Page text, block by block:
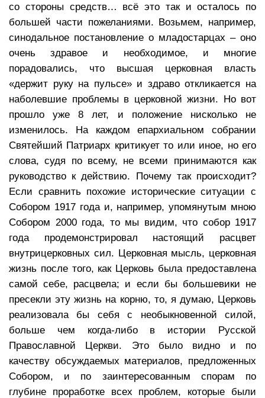
со стороны средств… всё это так и осталось по
большей части пожеланиями. Возьмем, например,
синодальное постановление о младостарцах – оно
очень здравое и необходимое, и многие
порадовались, что высшая церковная власть
«держит руку на пульсе» и здраво откликается на
наболевшие проблемы в церковной жизни. Но вот
прошло уже 8 лет, и положение нисколько не
изменилось. На каждом епархиальном собрании
Святейший Патриарх критикует то или иное, но его
слова, судя по всему, не всеми принимаются как
руководство к действию. Почему так происходит?
Если сравнить похожие исторические ситуации с
Собором 1917 года и, например, упомянутым мною
Собором 2000 года, то мы видим, что собор 1917
года продемонстрировал настоящий расцвет
внутрицерковных сил. Церковная мысль, церковная
жизнь после того, как Церковь была предоставлена
самой себе, расцвела; и если бы большевики не
пресекли эту жизнь на корню, то, я думаю, Церковь
реализовала бы себя с необыкновенной силой,
больше чем когда-либо в истории Русской
Православной Церкви. Это было видно и по
качеству обсуждаемых материалов, предложенных
Собором, и по заинтересованным спорам по
глубине проработке всех проблем, которые были